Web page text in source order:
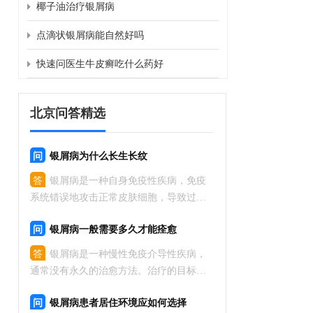
椰子油治疗银屑病
点滴状银屑病能自然好吗
快速问医生牛皮癣吃什么药好
北京问答精选
问 银屑病为什么长生长纹
答
银屑病是一种自身免疫性疾病，免疫
系统错误地攻击正常皮肤细胞，导致过度
形成斑块，并伴随着纹路的出现。产生纹
路的原因主要是由于长期的炎症反应和角
质过度增生所致。然而，通过合理的
问 银屑病一般需要多久才能痊愈
答
银屑病是一种慢性免疫介导性疾病，
通常没有永久的治愈方法。治疗的目标是
量。治疗的进展因个体差异而异。大部分
问 银屑病患者居住环境应如何选择